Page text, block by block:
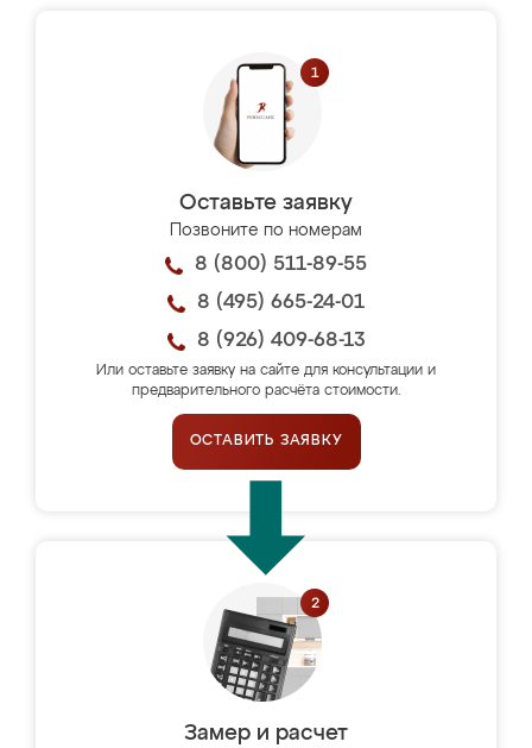
Оставьте заявку
Позвоните по номерам
8 (800) 511-89-55
8 (495) 665-24-01
8 (926) 409-68-13
Или оставьте заявку на сайте для консультации и
предварительного расчёта стоимости.
ОСТАВИТЬ ЗАЯВКУ
Замер и расчет